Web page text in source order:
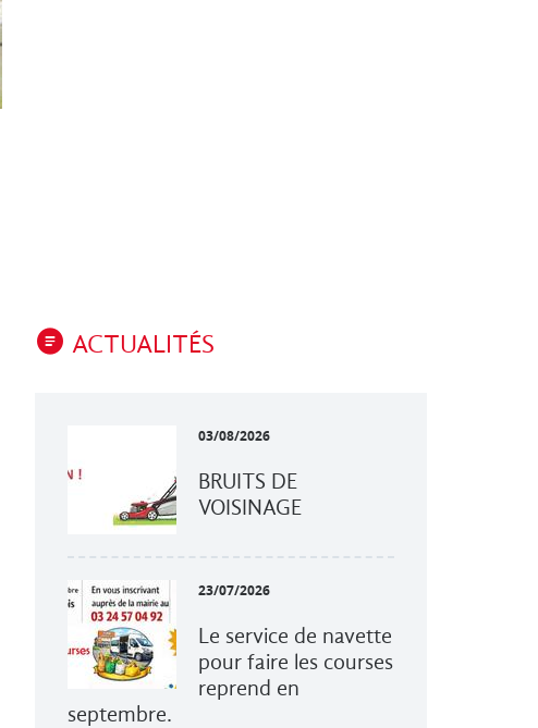
ACTUALITÉS
03/08/2026
BRUITS DE
VOISINAGE
23/07/2026
Le service de navette
pour faire les courses
reprend en
septembre.